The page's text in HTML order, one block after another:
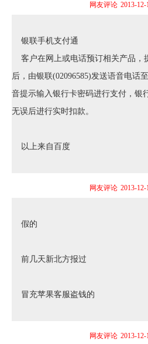
网友评论 2013-12-
银联手机支付通
客户在网上或电话预订相关产品，
后，由银联(02096585)发送语音电话
音提示输入银行卡密码进行支付，银
无误后进行实时扣款。
以上来自百度
网友评论 2013-12-
假的
前几天新北方报过
冒充苹果客服盗钱的
网友评论 2013-12-